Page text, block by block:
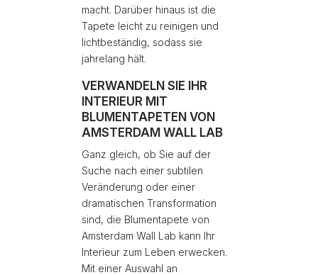
macht. Darüber hinaus ist die
Tapete leicht zu reinigen und
lichtbeständig, sodass sie
jahrelang hält.
VERWANDELN SIE IHR
INTERIEUR MIT
BLUMENTAPETEN VON
AMSTERDAM WALL LAB
Ganz gleich, ob Sie auf der
Suche nach einer subtilen
Veränderung oder einer
dramatischen Transformation
sind, die Blumentapete von
Amsterdam Wall Lab kann Ihr
Interieur zum Leben erwecken.
Mit einer Auswahl an